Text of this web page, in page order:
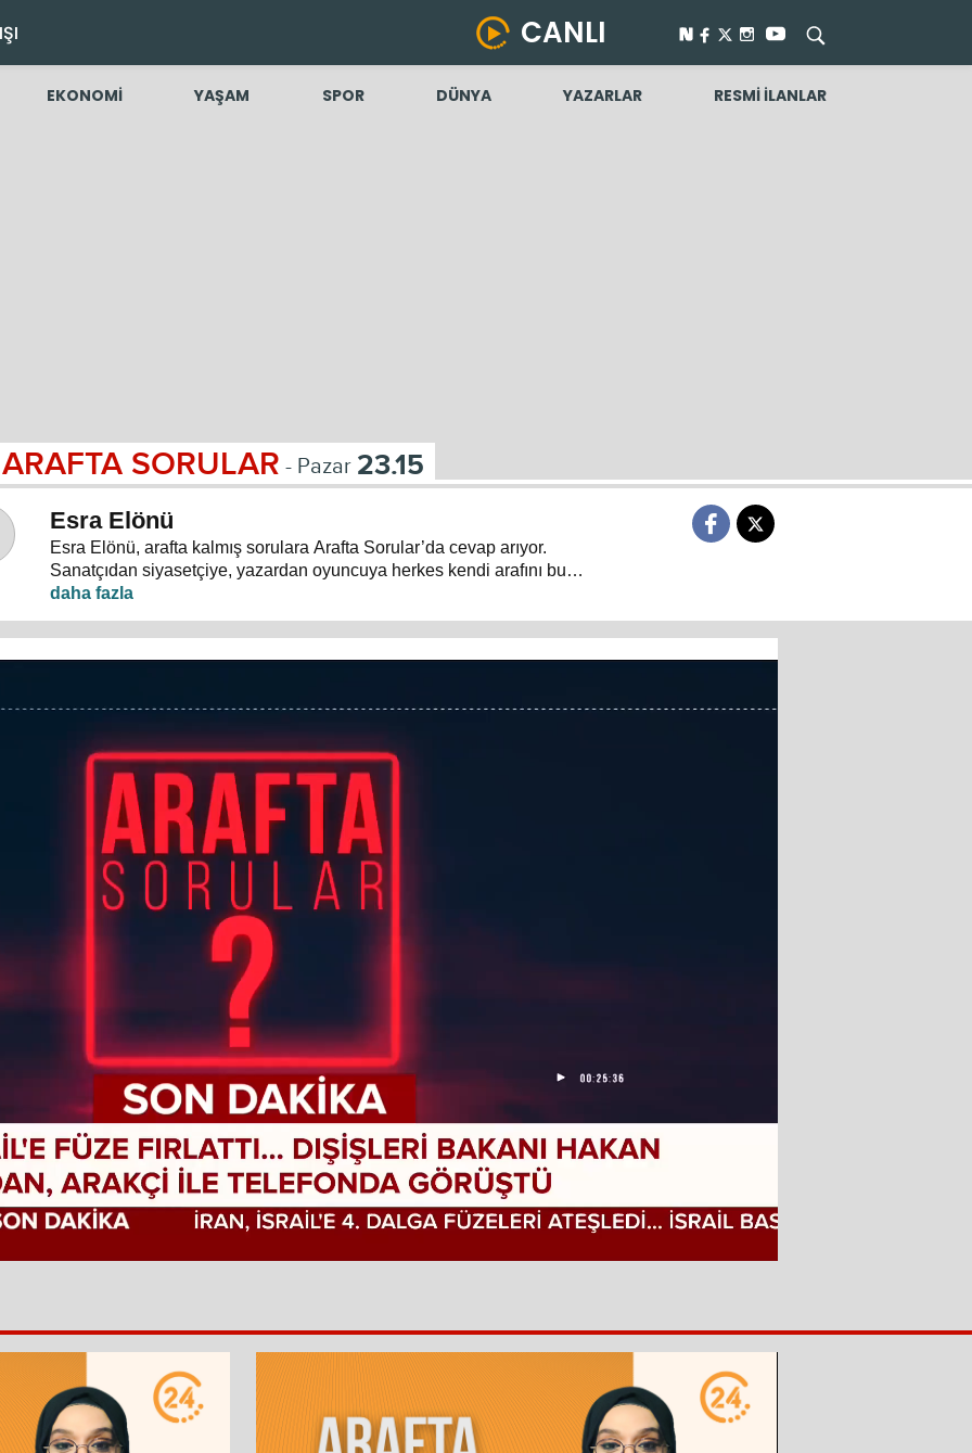
CANLI
EKONOMİ YAŞAM SPOR DÜNYA YAZARLAR RESMİ İLANLAR
ARAFTA SORULAR - Pazar 23.15
Esra Elönü
Esra Elönü, arafta kalmış sorulara Arafta Sorular’da cevap arıyor.
Sanatçıdan siyasetçiye, yazardan oyuncuya herkes kendi arafını bu
programda anlatıyor. Hayata, insana, gündem ve siyasete dair her şeyin
Arafta Sorular’da, Esra Elönü konuklarına arafını sorgulatıyor.